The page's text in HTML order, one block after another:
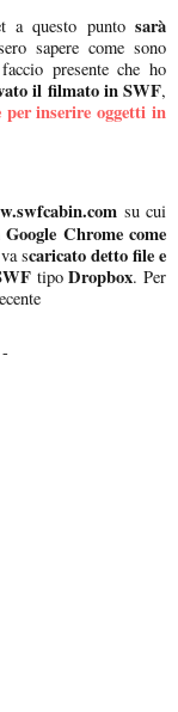
questo puntosarà
sapere come sono
presente che ho
il filmato in SWF,
per inserire oggetti in
su cui
Chrome come
scaricato detto file e
tipoDropbox. Per